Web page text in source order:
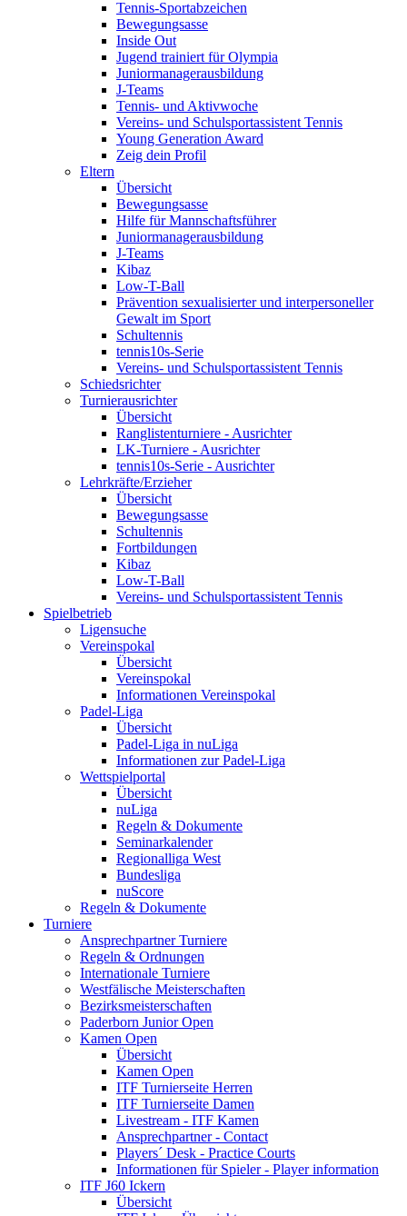
Tennis-Sportabzeichen
Bewegungsasse
Inside Out
Jugend trainiert für Olympia
Juniormanagerausbildung
J-Teams
Tennis- und Aktivwoche
Vereins- und Schulsportassistent Tennis
Young Generation Award
Zeig dein Profil
Eltern
Übersicht
Bewegungsasse
Hilfe für Mannschaftsführer
Juniormanagerausbildung
J-Teams
Kibaz
Low-T-Ball
Prävention sexualisierter und interpersoneller
Gewalt im Sport
Schultennis
tennis10s-Serie
Vereins- und Schulsportassistent Tennis
Schiedsrichter
Turnierausrichter
Übersicht
Ranglistenturniere - Ausrichter
LK-Turniere - Ausrichter
tennis10s-Serie - Ausrichter
Lehrkräfte/Erzieher
Übersicht
Bewegungsasse
Schultennis
Fortbildungen
Kibaz
Low-T-Ball
Vereins- und Schulsportassistent Tennis
Spielbetrieb
Ligensuche
Vereinspokal
Übersicht
Vereinspokal
Informationen Vereinspokal
Padel-Liga
Übersicht
Padel-Liga in nuLiga
Informationen zur Padel-Liga
Wettspielportal
Übersicht
nuLiga
Regeln & Dokumente
Seminarkalender
Regionalliga West
Bundesliga
nuScore
Regeln & Dokumente
Turniere
Ansprechpartner Turniere
Regeln & Ordnungen
Internationale Turniere
Westfälische Meisterschaften
Bezirksmeisterschaften
Paderborn Junior Open
Kamen Open
Übersicht
Kamen Open
ITF Turnierseite Herren
ITF Turnierseite Damen
Livestream - ITF Kamen
Ansprechpartner - Contact
Players´ Desk - Practice Courts
Informationen für Spieler - Player information
ITF J60 Ickern
Übersicht